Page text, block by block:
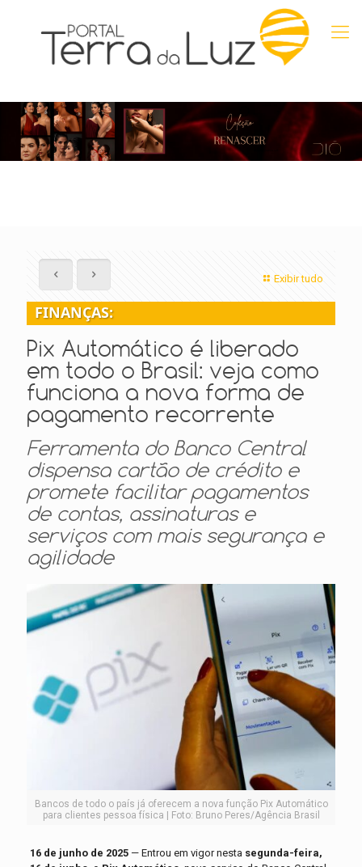
Exibir tudo
FINANÇAS:
Pix Automático é liberado
em todo o Brasil: veja como
funciona a nova forma de
pagamento recorrente
Ferramenta do Banco Central
dispensa cartão de crédito e
promete facilitar pagamentos
de contas, assinaturas e
serviços com mais segurança e
agilidade
Bancos de todo o país já oferecem a nova função Pix Automático
para clientes pessoa física | Foto: Bruno Peres/Agência Brasil
16 de junho de 2025— Entrou em vigor nesta segunda-feira,